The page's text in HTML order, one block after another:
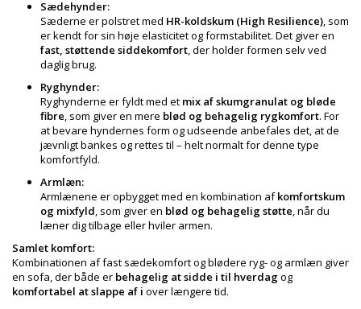
Sædehynder:
Sæderne er polstret med HR-koldskum (High Resilience), som
er kendt for sin høje elasticitet og formstabilitet. Det giver en
fast, støttende siddekomfort, der holder formen selv ved
daglig brug.
Ryghynder:
Ryghynderne er fyldt med et mix af skumgranulat og bløde
fibre, som giver en mere blød og behagelig rygkomfort. For
at bevare hyndernes form og udseende anbefales det, at de
jævnligt bankes og rettes til – helt normalt for denne type
komfortfyld.
Armlæn:
Armlænene er opbygget med en kombination afkomfortskum
og mixfyld, som giver en blød og behagelig støtte, når du
læner dig tilbage eller hviler armen.
Samlet komfort:
Kombinationen af fast sædekomfort og blødere ryg- og armlæn giver
en sofa, der både er behagelig at sidde i til hverdagog
komfortabel at slappe af i over længere tid.